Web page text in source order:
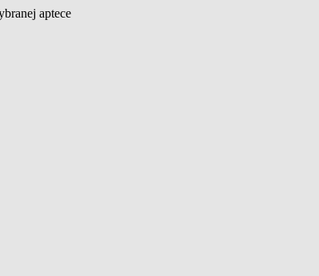
aptece